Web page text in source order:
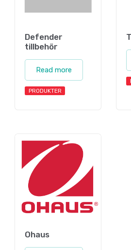
Defender
tillbehör
Read more
PRODUKTER
Ohaus